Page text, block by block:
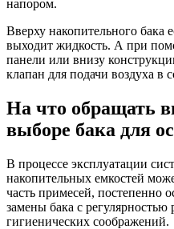
напором.
Вверху накопительного бака
выходит жидкость. А при
панели или внизу
клапан для подачи воздуха в
На что обращать
выборе бака для
В процессе эксплуатации
накопительных емкостей
часть примесей, постепенно
замены бака с регулярностью
гигиенических соображений.